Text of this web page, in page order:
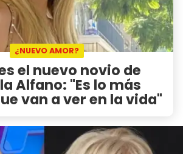
¿NUEVO AMOR?
el nuevo novio de
Alfano: "Es lo más
van a ver en la vida"